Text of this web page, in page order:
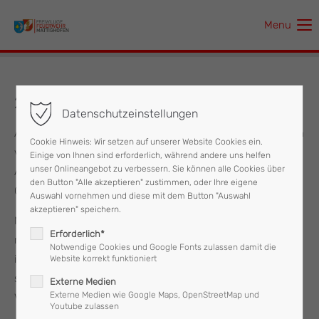
Der Eintrag "offcanvas-col1" existiert leider nicht.
Der Eintrag "offcanvas-col3" existiert leider nicht.
Der Eintrag "offcanvas-col4" existiert leider nicht.
Menu
23.06.2021 KAT Einsatz
Am Mittwoch, dem 23.06. wurde die Feuerwehr Mattighofen
vom Krisenstab Mondsee um Unterstützung bei den
Aufräumarbeiten nach den schweren Hagelunwettern im
Großraum Mondsee gebeten.
Nur wenig später rückte Kommandant HBI Roman Vorreiter
mit zwei Kameraden und dem Hubrettungsgerät TMB 23–12
in Richtung Mondsee aus, um die Einsatzkräfte vor Ort,
sowie die beiden mobilisierten F-KAT Einheiten des Bezirkes
Vöcklabruck zu unterstützen.
Datenschutzeinstellungen
Cookie Hinweis: Wir setzen auf unserer Website Cookies ein.
Einige von Ihnen sind erforderlich, während andere uns helfen
unser Onlineangebot zu verbessern. Sie können alle Cookies über
den Button "Alle akzeptieren" zustimmen, oder Ihre eigene
Auswahl vornehmen und diese mit dem Button "Auswahl
akzeptieren" speichern.
Erforderlich*
Notwendige Cookies und Google Fonts zulassen damit die
Website korrekt funktioniert
Externe Medien
Externe Medien wie Google Maps, OpenStreetMap und
Youtube zulassen